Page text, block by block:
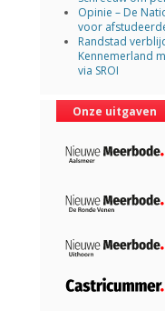
Opinie – De
voor
Randstad
Kennemerland
via SROI
Onze uitgaven